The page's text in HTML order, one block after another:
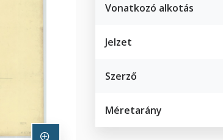
Vonatkozó alkotás
Jelzet
Szerző
Méretarány